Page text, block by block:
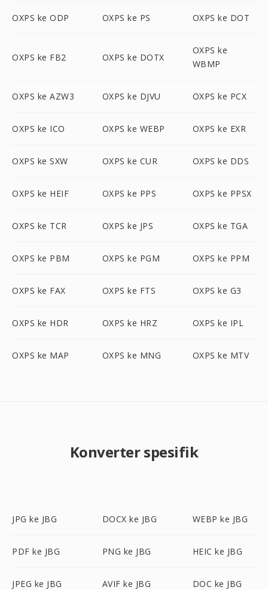
OXPS ke ODP OXPS ke PS OXPS ke DOT
OXPS ke FB2 OXPS ke DOTX
OXPS ke
WBMP
OXPS ke AZW3 OXPS ke DJVU OXPS ke PCX
OXPS ke ICO OXPS ke WEBP OXPS ke EXR
OXPS ke SXW OXPS ke CUR OXPS ke DDS
OXPS ke HEIF OXPS ke PPS OXPS ke PPSX
OXPS ke TCR OXPS ke JPS OXPS ke TGA
OXPS ke PBM OXPS ke PGM OXPS ke PPM
OXPS ke FAX OXPS ke FTS OXPS ke G3
OXPS ke HDR OXPS ke HRZ OXPS ke IPL
OXPS ke MAP OXPS ke MNG OXPS ke MTV
Konverter spesifik
JPG ke JBG DOCX ke JBG WEBP ke JBG
PDF ke JBG PNG ke JBG HEIC ke JBG
JPEG ke JBG AVIF ke JBG DOC ke JBG